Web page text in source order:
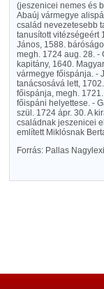
(jeszenicei nemes és
Abaúj vármegye
család nevezetesebb
tanusított vitézségeért
János, 1588.
megh. 1724 aug. 28. -
kapitány, 1640.
vármegye főispánja. -
tanácsosává lett,
főispánja, megh.
főispáni helyettese. -
szül. 1724 ápr. 30. A
családnak jeszenicei
említett Miklósnak
Forrás: Pallas